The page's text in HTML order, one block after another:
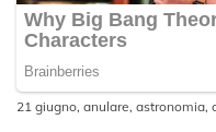
21 giugno, anulare, astronomia,